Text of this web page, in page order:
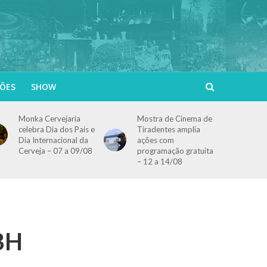
SHOW
Monka Cervejaria
celebra Dia dos Pais e
Dia Internacional da
Cerveja – 07 a 09/08
Mostra de Cinema de
Tiradentes amplia
ações com
programação gratuita
– 12 a 14/08